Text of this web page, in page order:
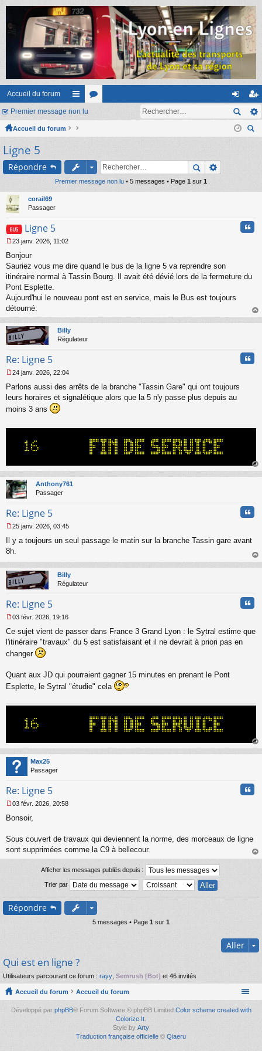
Accueil du forum
ac
co
ci
s
on
ne
ns
cri
Premier message non lu
Accueil du forum
Ligne 5
Répondre
Premier message non lu • 5 messages • Page 1 sur 1
corail69
Passager
Ligne 5
e
s
s
g
e
n
o
n
l
u
23 janv. 2026, 11:02
Bonjour
Sauriez vous me dire quand le bus de la ligne 5 va reprendre son
itinéraire normal à Tassin Bourg. Il avait été dévié lors de la fermeture du
Pont Esplette.
Aujourd'hui le nouveau pont est en service, mais le Bus est toujours
détourné.
au
Billy
Régulateur
Re: Ligne 5
e
s
a
l
u
24 janv. 2026, 22:04
Parlons aussi des arrêts de la branche "Tassin Gare" qui ont toujours
leurs horaires et signalétique alors que la 5 n'y passe plus depuis au
moins 3 ans
au
Anthony761
Passager
Re: Ligne 5
e
s
a
g
e
o
l
u
25 janv. 2026, 03:45
Il y a toujours un seul passage le matin sur la branche Tassin gare avant
8h.
au
Billy
Régulateur
Re: Ligne 5
e
s
a
e
n
03 févr. 2026, 19:16
Ce sujet vient de passer dans France 3 Grand Lyon : le Sytral estime que
l'itinéraire "travaux" du 5 est satisfaisant et il ne devrait à priori pas en
changer
Quant aux JD qui pourraient gagner 15 minutes en prenant le Pont
Esplette, le Sytral "étudie" cela
au
Max25
Passager
Re: Ligne 5
e
s
g
l
u
03 févr. 2026, 20:58
Bonsoir,
Sous couvert de travaux qui deviennent la norme, des morceaux de ligne
sont supprimées comme la C9 à bellecour.
au
Afficher les messages publiés depuis :
Trier par
Répondre
5 messages • Page 1 sur 1
Aller
Qui est en ligne ?
Utilisateurs parcourant ce forum : rayy Semrush [Bot] et 46 invités
Accueil du forum Accueil du forum
Développé par phpBB® Forum Software © phpBB Limited Color scheme created with
Colorize It
Style by Arty
Traduction française officielle © Qiaeru